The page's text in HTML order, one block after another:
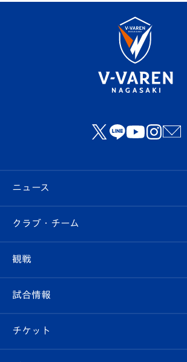
ニュース
すべて
クラブ
試合情報
クラブ・チーム
クラブ概要
エンブレム紹介
観戦
観戦ルール
はじめての観戦ガイド
試合情報
試合日程/結果
チケット